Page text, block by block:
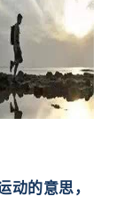
的意思，